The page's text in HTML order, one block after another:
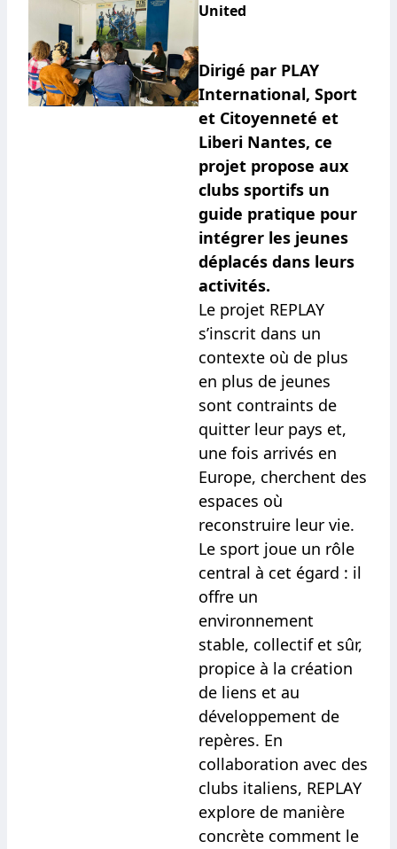
United
Dirigé par PLAY
International, Sport
et Citoyenneté et
Liberi Nantes, ce
projet propose aux
clubs sportifs un
guide pratique pour
intégrer les jeunes
déplacés dans leurs
activités.
Le projet REPLAY
s’inscrit dans un
contexte où de plus
en plus de jeunes
sont contraints de
quitter leur pays et,
une fois arrivés en
Europe, cherchent des
espaces où
reconstruire leur vie.
Le sport joue un rôle
central à cet égard : il
offre un
environnement
stable, collectif et sûr,
propice à la création
de liens et au
développement de
repères. En
collaboration avec des
clubs italiens, REPLAY
explore de manière
concrète comment le